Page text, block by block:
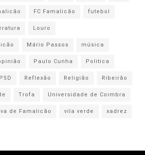
FC Famalicão
futebol
Louro
Mário Passos
música
Paulo Cunha
Politica
PSD Reflexão Religião
Ribeirão
Trofa
Universidade de Coimbra
de Famalicão vila verde xadrez